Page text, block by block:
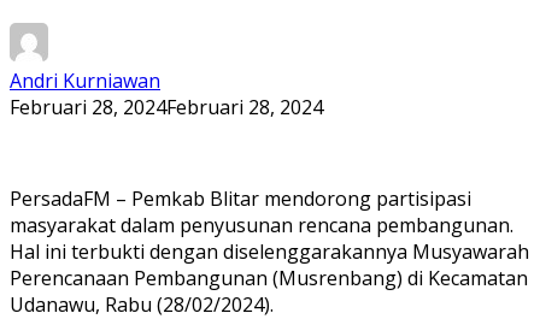
Andri Kurniawan
Februari 28, 2024Februari 28, 2024
PersadaFM – Pemkab Blitar mendorong partisipasi
masyarakat dalam penyusunan rencana pembangunan.
Hal ini terbukti dengan diselenggarakannya Musyawarah
Perencanaan Pembangunan (Musrenbang) di Kecamatan
Udanawu, Rabu (28/02/2024).